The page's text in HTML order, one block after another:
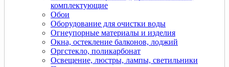
комплектующие
Обои
Оборудование для очистки воды
Огнеупорные материалы и изделия
Окна, остекление балконов, лоджий
Оргстекло, поликарбонат
Освещение, люстры, лампы, светильники